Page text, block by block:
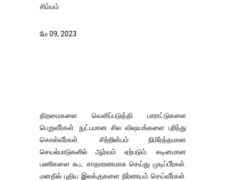
சிம்மம்
மே 09, 2023
திறமைகளை வெளிப்படுத்தி பாராட்டுகளை
பெறுவீர்கள். நுட்பமான சில விஷயங்களை புரிந்து
கொள்வீர்கள். சிற்றின்பம் நிமிர்த்தமான
செயல்பாடுகளில் ஆர்வம் ஏற்படும். கடினமான
பணிகளை கூட சாதாரணமாக செய்து முடிப்பீர்கள்.
மனதில் புதிய இலக்குகளை நிர்ணயம் செய்வீர்கள்.